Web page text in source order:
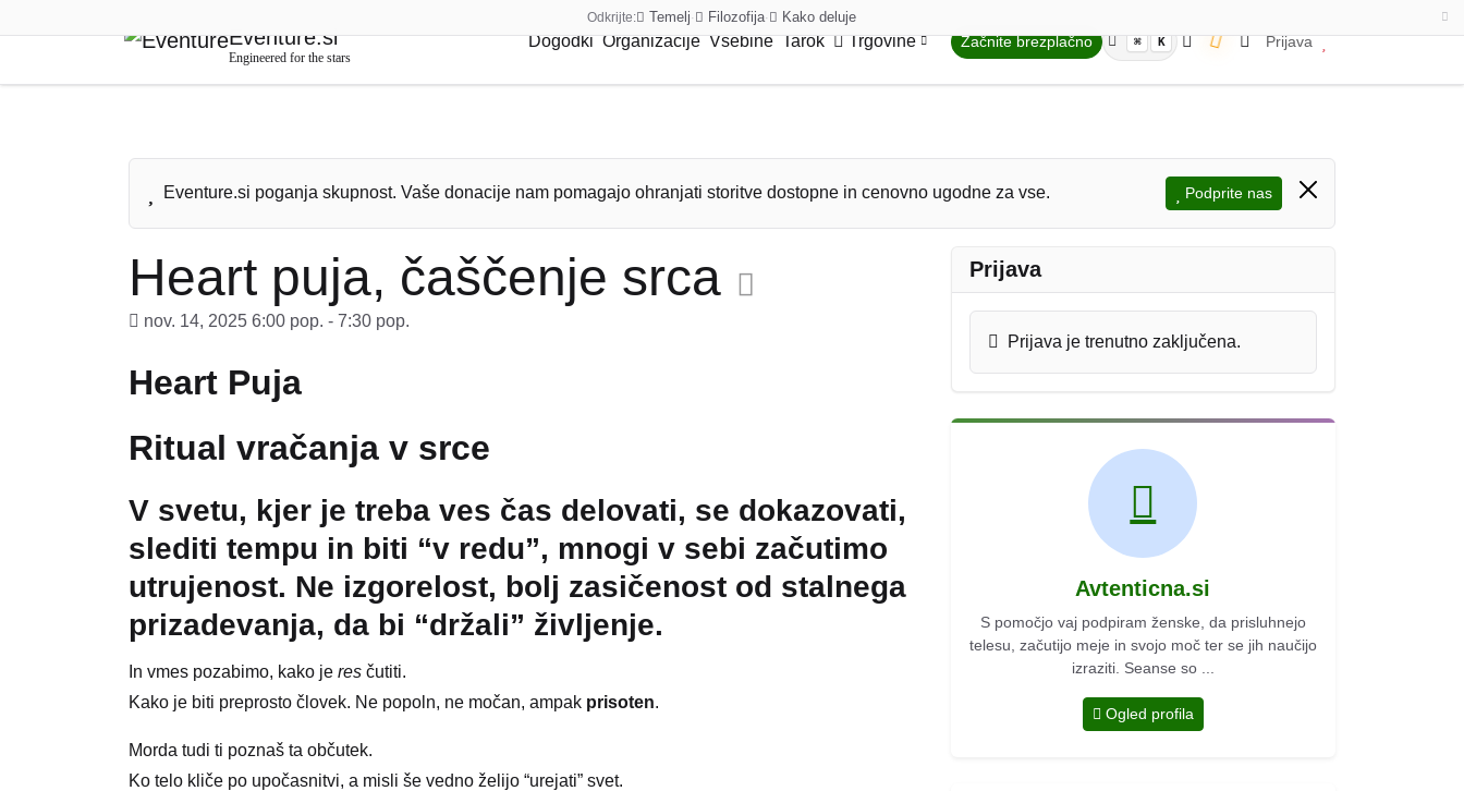
Odkrijte: Temelj· Filozofija· Kako deluje
Eventure.si
Engineered for the stars
Dogodki Organizacije Vsebine Tarok Trgovine Začnite brezplačno ⌘ K Prijava
Eventure.si poganja skupnost. Vaše donacije nam pomagajo ohranjati storitve dostopne in cenovno ugodne za vse. Podprite nas
Heart puja, čaščenje srca
nov. 14, 2025 6:00 pop. - 7:30 pop.
Heart Puja
Ritual vračanja v srce
V svetu, kjer je treba ves čas delovati, se dokazovati,
slediti tempu in biti “v redu”, mnogi v sebi začutimo
utrujenost. Ne izgorelost, bolj zasičenost od stalnega
prizadevanja, da bi “držali” življenje.
In vmes pozabimo, kako je res čutiti.
Kako je biti preprosto človek. Ne popoln, ne močan, ampak prisoten.
Morda tudi ti poznaš ta občutek.
Ko telo kliče po upočasnitvi, a misli še vedno želijo “urejati” svet.
Prijava
Prijava je trenutno zaključena.
Avtenticna.si
S pomočjo vaj podpiram ženske, da prisluhnejo
telesu, začutijo meje in svojo moč ter se jih naučijo
izraziti. Seanse so ...
Ogled profila